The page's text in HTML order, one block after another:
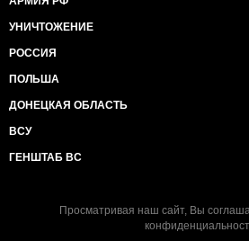
УНИЧТОЖЕНИЕ
РОССИЯ
ПОЛЬША
ДОНЕЦКАЯ ОБЛАСТЬ
ВСУ
ГЕНШТАБ ВС
Просматривая наш сайт, Вы